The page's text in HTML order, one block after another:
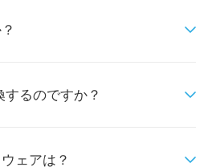
するのですか？
ェアは？